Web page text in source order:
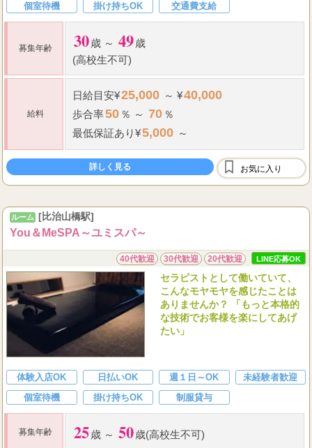
個室待機
掛け持ちOK 交通費支給
募集年齢 30歳 ～ 49歳
(高校生不可)
給料
日給目安¥25,000 ～ ¥40,000
歩合率50 ％ ～ 70 ％
最低保証あり¥5,000 ～
詳しく見る お気に入り
ルーム [比治山橋駅]
You＆MeSPA～ユミスパ～
40代歓迎 30代歓迎 20代歓迎 LINE応募OK
セラピストとして働いていて、
こんなモヤモヤを感じたことは
ありませんか？ 「もっと本格的
な技術でお客様を楽にしてあげ
たい」
体験入店OK 日払いOK 週１日～OK
未経験者歓迎
個室待機
掛け持ちOK 制服貸与
募集年齢 25歳 ～ 50歳(高校生不可)